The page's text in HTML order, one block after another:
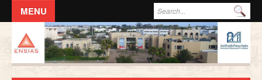
Formulaire de recherche
ACCUEIL
L'ECOLE